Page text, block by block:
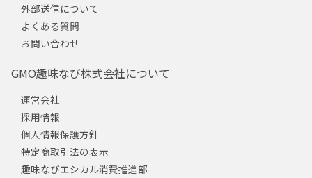
外部送信について
よくある質問
お問い合わせ
GMO趣味なび株式会社について
運営会社
採用情報
個人情報保護方針
特定商取引法の表示
趣味なびエシカル消費推進部